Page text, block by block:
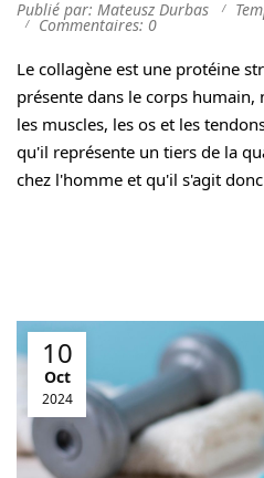
Publié par: Mateusz Durbas
Commentaires: 0
Le collagène est une protéine
présente dans le corps humain,
les muscles, les os et les
qu'il représente un tiers de la
chez l'homme et qu'il s'agit donc
10
Oct
2024